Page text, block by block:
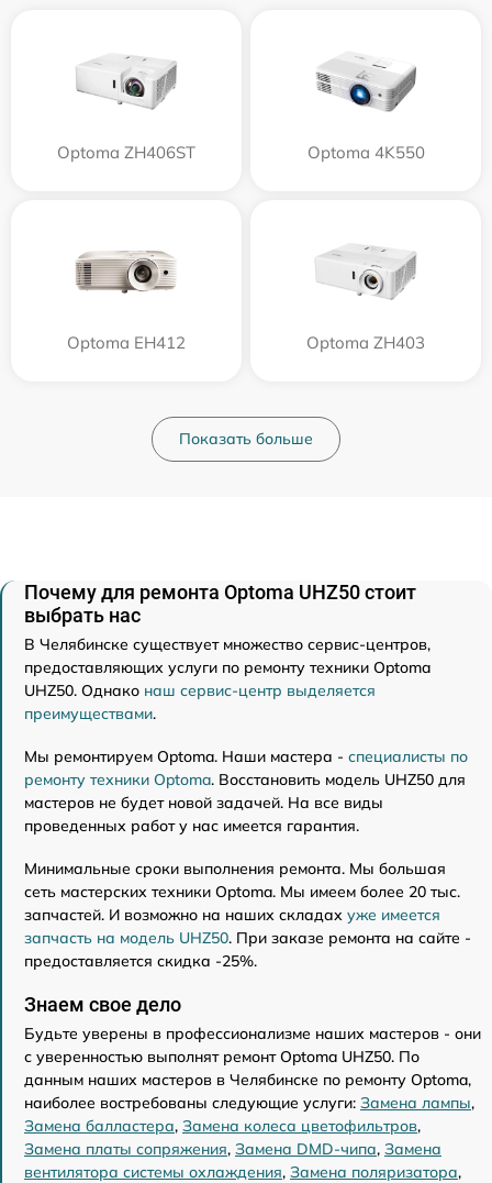
Optoma ZH406ST Optoma 4K550
Optoma EH412 Optoma ZH403
Показать больше
Почему для ремонта Optoma UHZ50 стоит
выбрать нас
В Челябинске существует множество сервис-центров,
предоставляющих услуги по ремонту техники Optoma
UHZ50. Однако наш сервис-центр выделяется
преимуществами.
Мы ремонтируем Optoma. Наши мастера - специалисты по
ремонту техники Optoma. Восстановить модель UHZ50 для
мастеров не будет новой задачей. На все виды
проведенных работ у нас имеется гарантия.
Минимальные сроки выполнения ремонта. Мы большая
сеть мастерских техники Optoma. Мы имеем более 20 тыс.
запчастей. И возможно на наших складах уже имеется
запчасть на модель UHZ50. При заказе ремонта на сайте -
предоставляется скидка -25%.
Знаем свое дело
Будьте уверены в профессионализме наших мастеров - они
с уверенностью выполнят ремонт Optoma UHZ50. По
данным наших мастеров в Челябинске по ремонту Optoma,
наиболее востребованы следующие услуги: Замена лампы,
Замена балластера, Замена колеса цветофильтров,
Замена платы сопряжения, Замена DMD-чипа, Замена
вентилятора системы охлаждения, Замена поляризатора,